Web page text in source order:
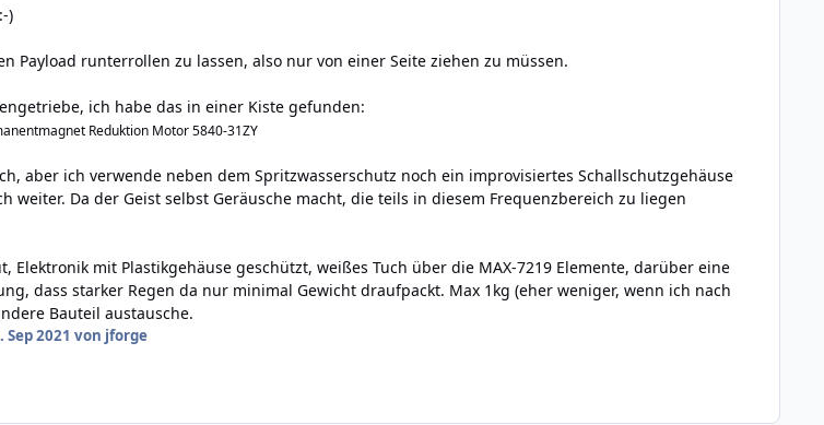
)
Payload runterrollen zu lassen, also nur von einer Seite ziehen zu müssen.
ich habe das in einer Kiste gefunden:
Reduktion Motor 5840-31ZY
aber ich verwende neben dem Spritzwasserschutz noch ein improvisiertes Schallschutzgehäuse
weiter. Da der Geist selbst Geräusche macht, die teils in diesem Frequenzbereich zu liegen
Elektronik mit Plastikgehäuse geschützt, weißes Tuch über die MAX-7219 Elemente, darüber eine
dass starker Regen da nur minimal Gewicht draufpackt. Max 1kg (eher weniger, wenn ich nach
Bauteil austausche.
Sep 2021 von jforge